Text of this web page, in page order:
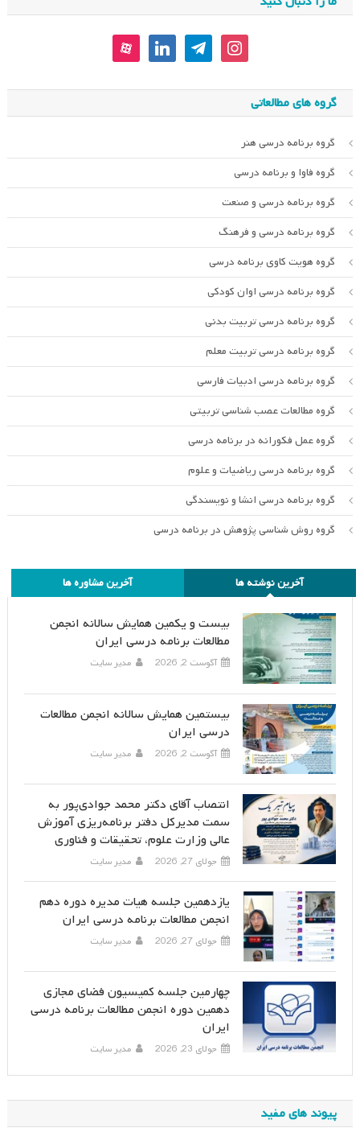
instagram
telegram
linkedin
aparat
گروه های مطالعاتی
گروه برنامه درسی هنر
گروه فاوا و برنامه درسی
گروه برنامه درسی و صنعت
گروه برنامه درسی و فرهنگ
گروه هویت کاوی برنامه درسی
گروه برنامه درسی اوان کودکی
گروه برنامه درسی تربیت بدنی
گروه برنامه درسی تربیت معلم
گروه برنامه درسی ادبیات فارسی
گروه مطالعات عصب شناسی تربیتی
گروه عمل فکورانه در برنامه درسی
گروه برنامه درسی ریاضیات و علوم
گروه برنامه درسی انشا و نویسندگی
گروه روش شناسی پژوهش در برنامه درسی
آخرین نوشته ها آخرین مشاوره ها
بیست و یکمین همایش سالانه انجمن
مطالعات برنامه درسی ایران
آگوست 2, 2026 مدیر سایت
بیستمین همایش سالانه انجمن مطالعات
درسی ایران
آگوست 2, 2026 مدیر سایت
انتصاب آقای دکتر محمد جوادی‌پور به
سمت مدیرکل دفتر برنامه‌ریزی آموزش
عالی وزارت علوم، تحقیقات و فناوری
جولای 27, 2026 مدیر سایت
یازدهمین جلسه هیات مدیره دوره دهم
انجمن مطالعات برنامه درسی ایران
جولای 27, 2026 مدیر سایت
چهارمین جلسه کمیسیون فضای مجازی
دهمین دوره انجمن مطالعات برنامه درسی
ایران
جولای 23, 2026 مدیر سایت
پیوند های مفید